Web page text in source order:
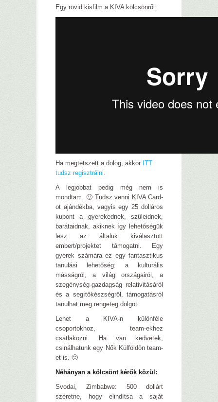
Egy rövid kisfilm a KIVA kölcsönről:
Ha megtetszett a dolog, akkor ITT
tudsz regisztrálni.
A legjobbat pedig még nem is
mondtam. 🙂 Tudsz venni KIVA Card-
ot ajándékba, vagyis egy 25 dolláros
kupont a gyerekednek, szüleidnek,
barátaidnak, akiknek így lehetőségük
lesz az általuk kiválasztott
embert/projektet támogatni. Egy
gyerek számára ez egy fantasztikus
tanulási lehetőség: a kulturális
másságról, a világ országairól, a
szegénység-gazdagság relativitásáról
és a segítőkészségről, támogatásról
tanulhat meg rengeteg dolgot.
Lehet a KIVA-n különféle
csoportokhoz, team-ekhez
csatlakozni. Ha van kedvetek,
csinálhatunk egy Nők Külföldön team-
et is. 🙂
Néhányan a kölcsönt kérők közül:
Svodai, Zimbabwe: 500 dollárt
szeretne, hogy elindítsa a saját